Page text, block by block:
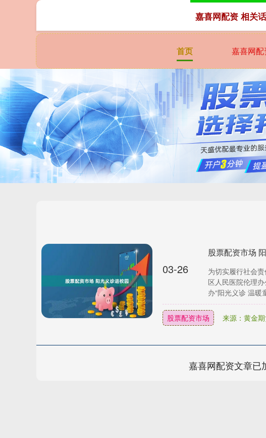
首页 嘉喜网配
嘉喜网配资 相关
03-26
股票配资市场
为切实履行社会
区人民医院伦理
办“阳光义诊 温暖
股票配资市场 来源：黄金
嘉喜网配资文章已